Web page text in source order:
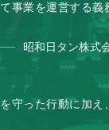
事業を運営する義
昭和日タン株式
守った行動に加え、